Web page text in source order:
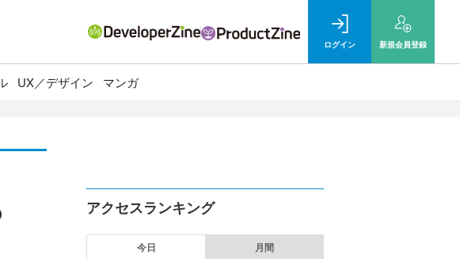
ログイン 新規会員登録
UX／デザイン マンガ
アクセスランキング
今日 月間